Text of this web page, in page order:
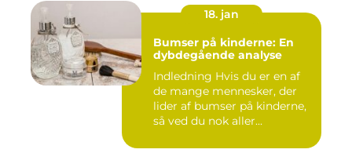
18. jan
Bumser på kinderne: En
dybdegående analyse
Indledning Hvis du er en af
de mange mennesker, der
lider af bumser på kinderne,
så ved du nok aller...